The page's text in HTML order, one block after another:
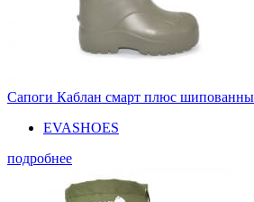
Сапоги Каблан смарт плюс
EVASHOES
подробнее